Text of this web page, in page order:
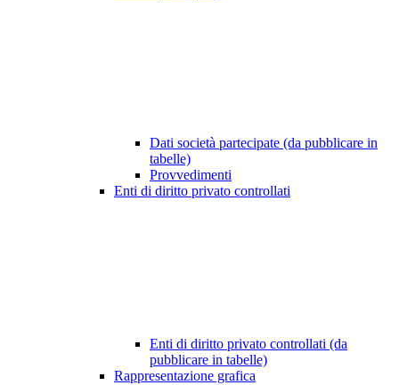
Dati società partecipate (da pubblicare in
tabelle)
Provvedimenti
Enti di diritto privato controllati
Enti di diritto privato controllati (da
pubblicare in tabelle)
Rappresentazione grafica